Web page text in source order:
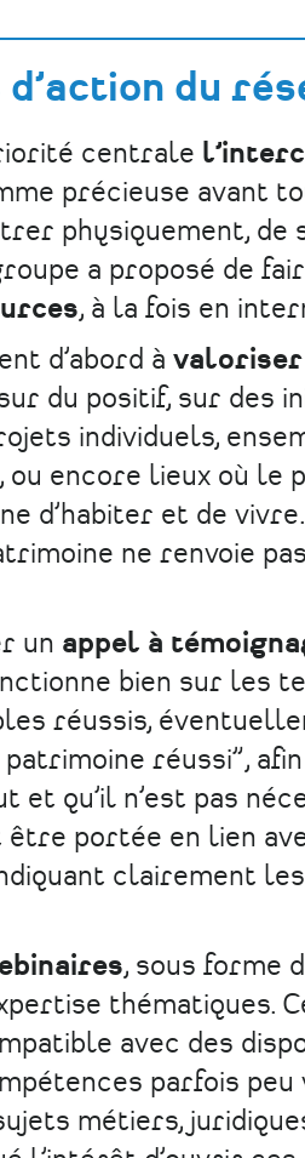
du
centrale
précieuse avant
physiquement, de
a proposé de
, à la fois en
d’abord à
du positif, sur des
individuels,
encore lieux où le
d’habiter et de
ne renvoie
un appel à
bien sur les
réussis,
réussi”,
qu’il n’est pas
être portée en lien
clairement
, sous forme
thématiques.
avec des
parfois peu
métiers,